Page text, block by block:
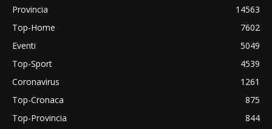
Provincia
14563
Top-Home
7602
Eventi
5049
Top-Sport
4539
Coronavirus
1261
Top-Cronaca
875
Top-Provincia
844